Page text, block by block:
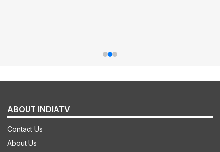
ABOUT INDIATV
Contact Us
About Us